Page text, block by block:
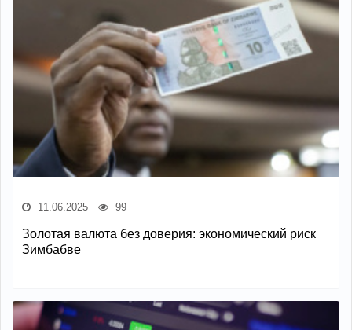
11.06.2025 99
Золотая валюта без доверия: экономический риск
Зимбабве